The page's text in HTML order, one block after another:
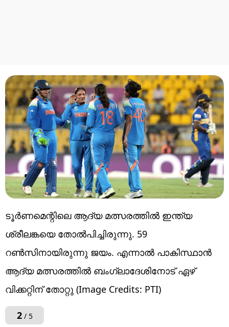
ടൂര്‍ണമെന്റിലെ ആദ്യ മത്സരത്തില്‍ ഇന്ത്യ
ശ്രീലങ്കയെ തോല്‍പിച്ചിരുന്നു. 59
റണ്‍സിനായിരുന്നു ജയം. എന്നാല്‍ പാകിസ്ഥാന്‍
ആദ്യ മത്സരത്തില്‍ ബംഗ്ലാദേശിനോട് ഏഴ്
വിക്കറ്റിന് തോറ്റു (Image Credits: PTI)
2/ 5